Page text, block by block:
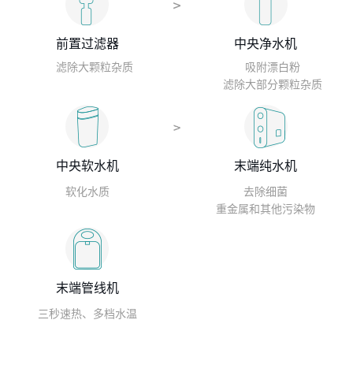
前置过滤器
滤除大颗粒杂质
中央净水机
吸附漂白粉
滤除大部分颗粒杂质
中央软水机
软化水质
末端纯水机
去除细菌
重金属和其他污染物
末端管线机
三秒速热、多档水温